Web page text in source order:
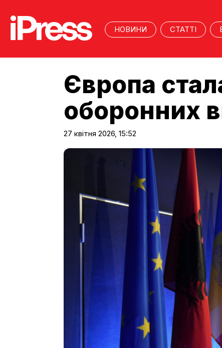
НОВИНИ СТАТТІ
Європа
оборонних
27 квітня 2026, 15:52